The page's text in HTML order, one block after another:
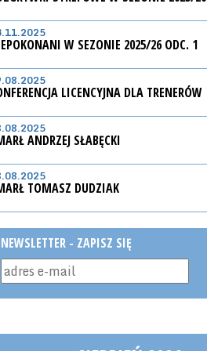
W SEZONIE 2025/26 ODC. 1
LICENCYJNA DLA TRENERÓW
ANDRZEJ SŁABĘCKI
TOMASZ DUDZIAK
NEWSLETTER - ZAPISZ SIĘ